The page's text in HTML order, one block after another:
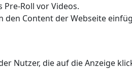
Roll vor Videos.
den Content der Webseite
Nutzer, die auf die Anzeige